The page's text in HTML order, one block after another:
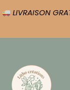
LIVRAISON